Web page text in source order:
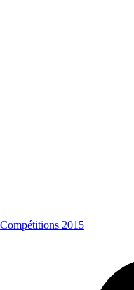
Compétitions 2015